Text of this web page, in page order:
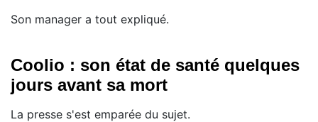
Son manager a tout expliqué.
Coolio : son état de santé quelques
jours avant sa mort
La presse s'est emparée du sujet.